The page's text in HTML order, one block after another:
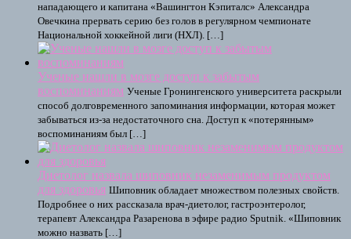
нападающего и капитана «Вашингтон Кэпиталс» Александра
Овечкина прервать серию без голов в регулярном чемпионате
Национальной хоккейной лиги (НХЛ). […]
Ученые нашли в мозге доступ к забытым
воспоминаниям Ученые Гронингенского университета раскрыли
способ долговременного запоминания информации, которая может
забываться из-за недостаточного сна. Доступ к «потерянным»
воспоминаниям был […]
Диетолог назвала шиповник незаменимым продуктом
для здоровья Шиповник обладает множеством полезных свойств.
Подробнее о них рассказала врач-диетолог, гастроэнтеролог,
терапевт Александра Разаренова в эфире радио Sputnik. «Шиповник
можно назвать […]